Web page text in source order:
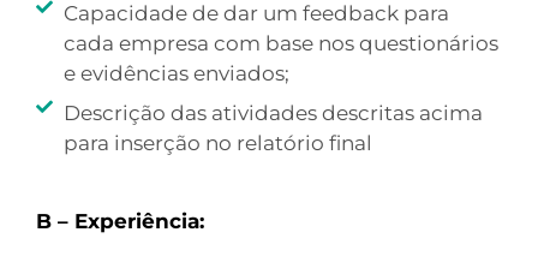
Capacidade de dar um feedback para
cada empresa com base nos questionários
e evidências enviados;
Descrição das atividades descritas acima
para inserção no relatório final
B – Experiência: